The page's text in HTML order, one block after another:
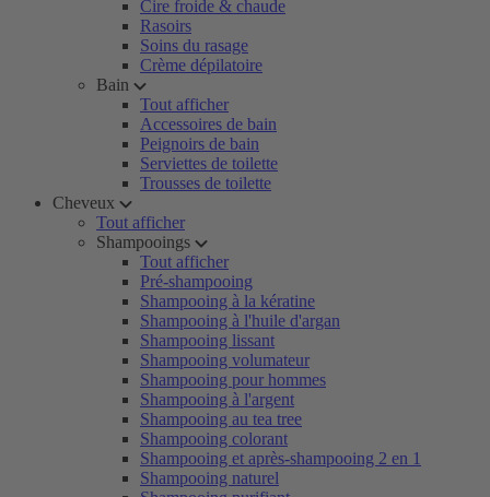
Cire froide & chaude
Rasoirs
Soins du rasage
Crème dépilatoire
Bain
Tout afficher
Accessoires de bain
Peignoirs de bain
Serviettes de toilette
Trousses de toilette
Cheveux
Tout afficher
Shampooings
Tout afficher
Pré-shampooing
Shampooing à la kératine
Shampooing à l'huile d'argan
Shampooing lissant
Shampooing volumateur
Shampooing pour hommes
Shampooing à l'argent
Shampooing au tea tree
Shampooing colorant
Shampooing et après-shampooing 2 en 1
Shampooing naturel